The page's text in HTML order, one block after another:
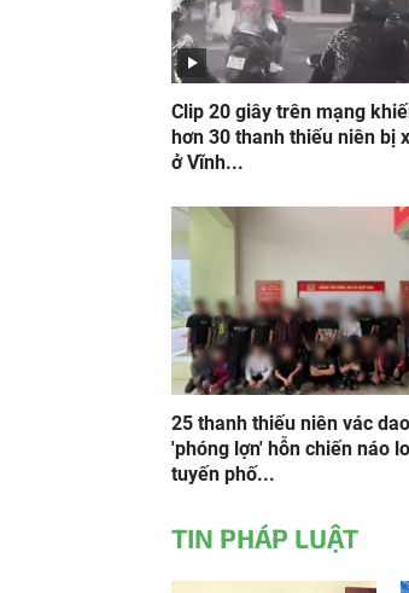
Clip 20 giây trên mạng
hơn 30 thanh thiếu niên bị
ở Vĩnh...
25 thanh thiếu niên vác dao
'phóng lợn' hỗn chiến náo
tuyến phố...
TIN PHÁP LUẬT